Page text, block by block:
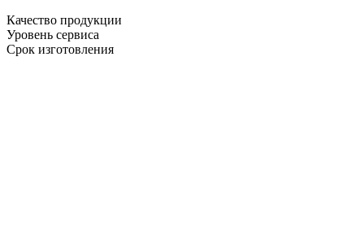
Качество продукции
Уровень сервиса
Срок изготовления